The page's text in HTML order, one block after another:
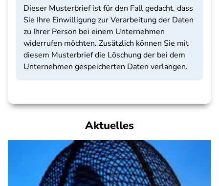
Dieser Musterbrief ist für den Fall gedacht, dass
Sie Ihre Einwilligung zur Verarbeitung der Daten
zu Ihrer Person bei einem Unternehmen
widerrufen möchten. Zusätzlich können Sie mit
diesem Musterbrief die Löschung der bei dem
Unternehmen gespeicherten Daten verlangen.
Aktuelles